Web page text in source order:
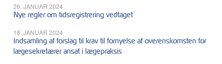
26. JANUAR 2024
Nye regler om tidsregistrering vedtaget
18. JANUAR 2024
Indsamling af forslag til krav til fornyelse af overenskomsten for
lægesekretærer ansat i lægepraksis